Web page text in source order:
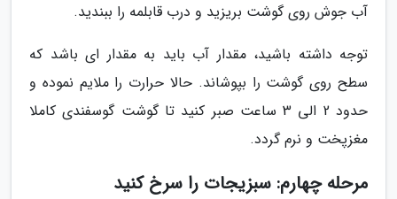
آب جوش روی گوشت بریزید و درب قابلمه را ببندید.
توجه داشته باشید، مقدار آب باید به مقدار ای باشد که
سطح روی گوشت را بپوشاند. حالا حرارت را ملایم نموده و
حدود 2 الی 3 ساعت صبر کنید تا گوشت گوسفندی کاملا
مغزپخت و نرم گردد.
مرحله چهارم: سبزیجات را سرخ کنید